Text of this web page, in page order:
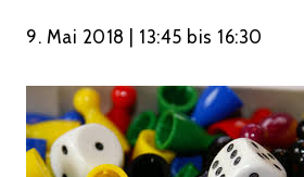
9. Mai 2018 | 13:45 bis 16:30